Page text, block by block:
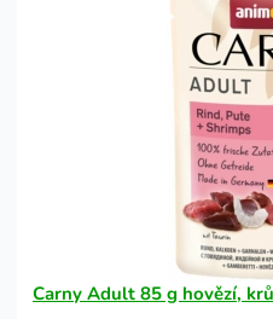
Carny Adult 85 g hovězí,